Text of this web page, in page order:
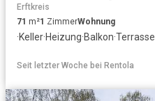
Erftkreis
71 m²1 ZimmerWohnung
·Keller·Heizung·Balkon·Terrasse
Seit letzter Woche bei Rentola